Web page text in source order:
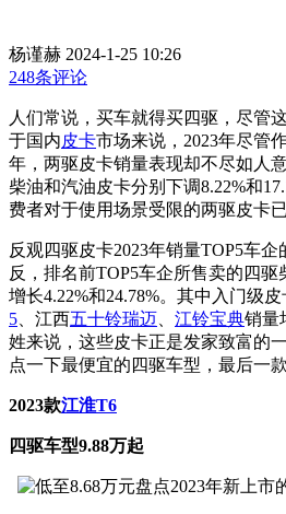
杨谨赫 2024-1-25 10:26
248条评论
人们常说，买车就得买四驱，尽管
于国内皮卡市场来说，2023年尽管
年，两驱皮卡销量表现却不尽如人
柴油和汽油皮卡分别下调8.22%和
费者对于使用场景受限的两驱皮卡
反观四驱皮卡2023年销量TOP5车
反，排名前TOP5车企所售卖的四
增长4.22%和24.78%。其中入门级皮
5 、江西五十铃瑞迈 江铃宝典销量
姓来说，这些皮卡正是发家致富的
点一下最便宜的四驱车型，最后一
2023款江淮T6
四驱车型9.88万起